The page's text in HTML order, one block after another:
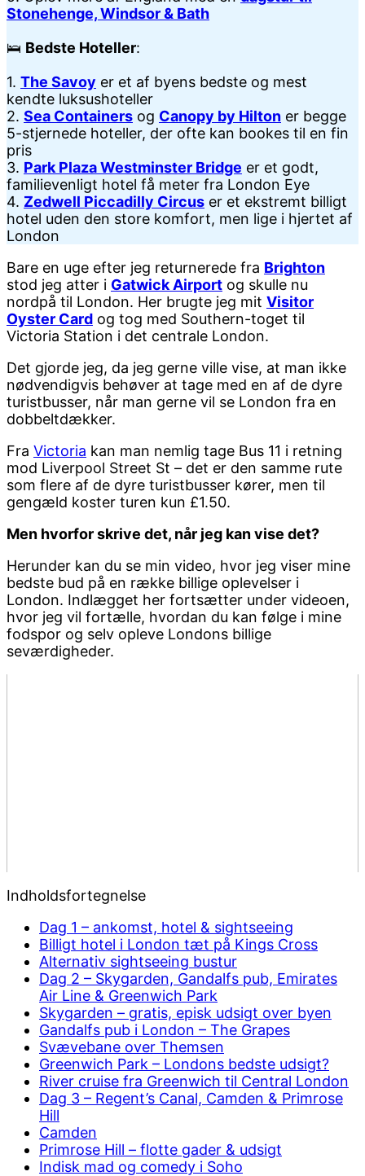
Stonehenge, Windsor & Bath
🛌 Bedste Hoteller:
1. The Savoy er et af byens bedste og mest
kendte luksushoteller
2. Sea Containers og Canopy by Hilton er begge
5-stjernede hoteller, der ofte kan bookes til en fin
pris
3. Park Plaza Westminster Bridge er et godt,
familievenligt hotel få meter fra London Eye
4. Zedwell Piccadilly Circus er et ekstremt billigt
hotel uden den store komfort, men lige i hjertet af
London
Bare en uge efter jeg returnerede fra Brighton
stod jeg atter i Gatwick Airport og skulle nu
nordpå til London. Her brugte jeg mit Visitor
Oyster Card og tog med Southern-toget til
Victoria Station i det centrale London.
Det gjorde jeg, da jeg gerne ville vise, at man ikke
nødvendigvis behøver at tage med en af de dyre
turistbusser, når man gerne vil se London fra en
dobbeltdækker.
Fra Victoria kan man nemlig tage Bus 11 i retning
mod Liverpool Street St – det er den samme rute
som flere af de dyre turistbusser kører, men til
gengæld koster turen kun £1.50.
Men hvorfor skrive det, når jeg kan vise det?
Herunder kan du se min video, hvor jeg viser mine
bedste bud på en række billige oplevelser i
London. Indlægget her fortsætter under videoen,
hvor jeg vil fortælle, hvordan du kan følge i mine
fodspor og selv opleve Londons billige
seværdigheder.
Indholdsfortegnelse
Dag 1 – ankomst, hotel & sightseeing
Billigt hotel i London tæt på Kings Cross
Alternativ sightseeing bustur
Dag 2 – Skygarden, Gandalfs pub, Emirates
Air Line & Greenwich Park
Skygarden – gratis, episk udsigt over byen
Gandalfs pub i London – The Grapes
Svævebane over Themsen
Greenwich Park – Londons bedste udsigt?
River cruise fra Greenwich til Central London
Dag 3 – Regent’s Canal, Camden & Primrose
Hill
Camden
Primrose Hill – flotte gader & udsigt
Indisk mad og comedy i Soho